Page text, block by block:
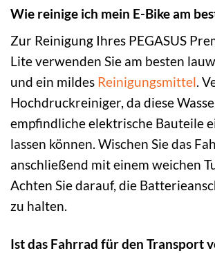
Wie reinige ich mein E-Bike am
Zur Reinigung Ihres PEGASUS
Lite verwenden Sie am besten
und ein mildes Reinigungsmittel.
Hochdruckreiniger, da diese
empfindliche elektrische Bauteile
lassen können. Wischen Sie das
anschließend mit einem weichen
Achten Sie darauf, die
zu halten.
Ist das Fahrrad für den Transport